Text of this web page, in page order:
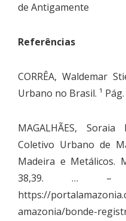
de Antigamente
Referências
CORRÊA, Waldemar
Urbano no Brasil. ¹ Pág.
MAGALHÃES,
Coletivo Urbano de
Madeira e Metálicos.
38,39. … –
https://
amazonia/bonde-